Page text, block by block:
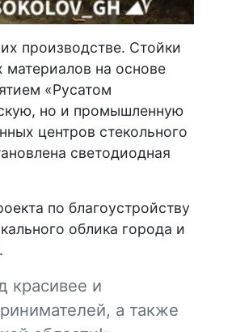
производстве. Стойки
на основе
«Русатом
но и промышленную
центров стекольного
светодиодная
по благоустройству
облика города и
красивее и
а также